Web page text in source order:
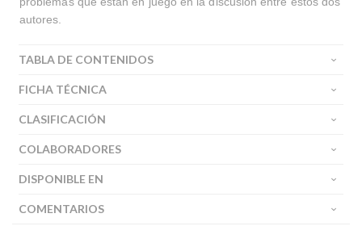
autores.
TABLA DE CONTENIDOS
FICHA TÉCNICA
CLASIFICACIÓN
COLABORADORES
DISPONIBLE EN
COMENTARIOS